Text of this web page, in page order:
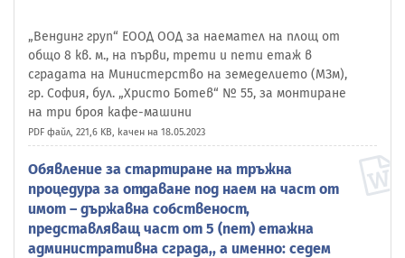
„Вендинг груп“ ЕООД ООД за наемател на площ от
общо 8 кв. м., на първи, трети и пети етаж в
сградата на Министерство на земеделието (МЗм),
гр. София, бул. „Христо Ботев“ № 55, за монтиране
на три броя кафе-машини
PDF файл, 221,6 KB, качен на 18.05.2023
Обявление за стартиране на тръжна
процедура за отдаване под наем на част от
имот – държавна собственост,
представляващ част от 5 (пет) етажна
административна сграда,, а именно: седем